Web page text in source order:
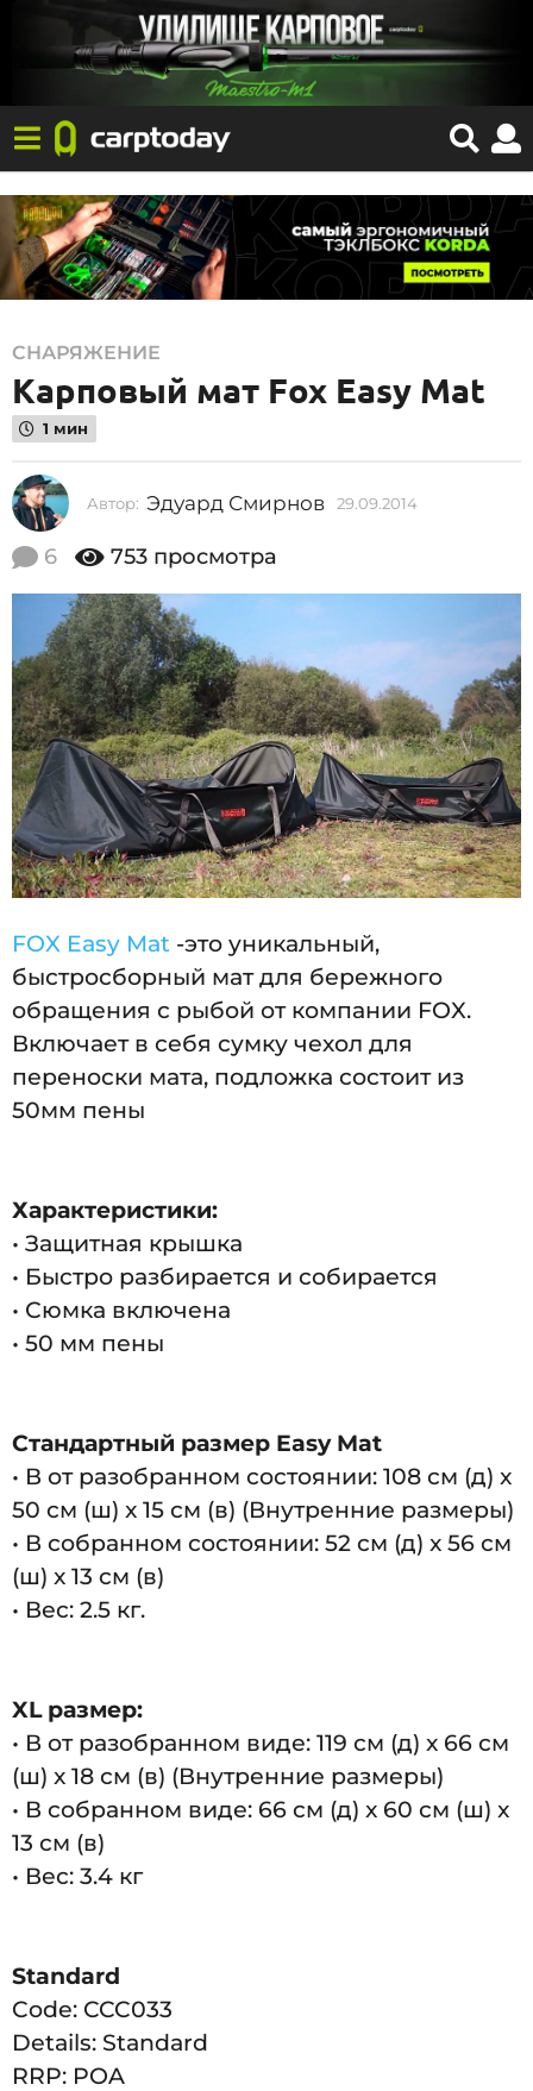
2
9
.
0
9
.
2
4
2
9
.
0
9
.
2
1
4
СНАРЯЖЕНИЕ
Карповый мат Fox Easy Mat
1 мин
Автор: Эдуард Смирнов 29.09.2014
9
4
6 753 просмотра
FOX Easy Mat -это уникальный,
быстросборный мат для бережного
обращения с рыбой от компании FOX.
Включает в себя сумку чехол для
переноски мата, подложка состоит из
50мм пены
Характеристики:
• Защитная крышка
• Быстро разбирается и собирается
• Сюмка включена
• 50 мм пены
Стандартный размер Easy Mat
• В от разобранном состоянии: 108 см (д) x
50 см (ш) x 15 см (в) (Внутренние размеры)
• В собранном состоянии: 52 см (д) x 56 см
(ш) x 13 см (в)
• Вес: 2.5 кг.
XL размер:
• В от разобранном виде: 119 см (д) x 66 см
(ш) x 18 см (в) (Внутренние размеры)
• В собранном виде: 66 см (д) x 60 см (ш) x
13 см (в)
• Вес: 3.4 кг
Standard
Code: CCC033
Details: Standard
RRP: POA